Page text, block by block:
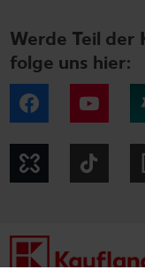
Werde Teil der
folge uns hier:
Facebook
Kununu